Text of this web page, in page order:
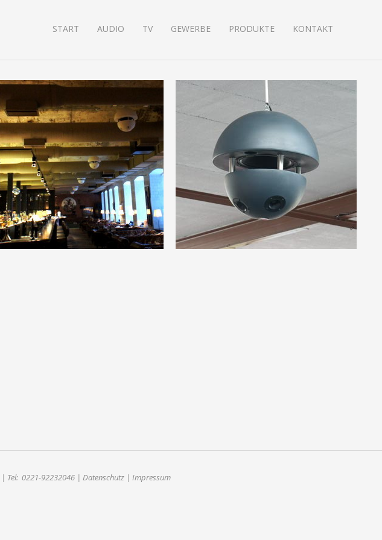
START AUDIO TV GEWERBE PRODUKTE KONTAKT
Gastronomie
Soft- und Hardware für die
Beschallung von Restaurants
und Bistros.
Mehr erfahren
Gewerbehallen
Projektbezogene Audio- und
visuelle Lösungen für
Hintergrundmusik und
Präsentationstechnik.
Mehr erfahren
| Tel: 0221-92232046 | Datenschutz | Impressum